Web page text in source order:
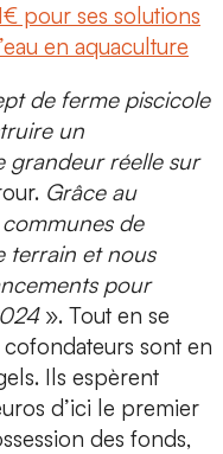
pour ses solutions
en aquaculture
de ferme piscicole
un
grandeur réelle sur
Grâce au
de
terrain etnous
pour
». Tout en se
sont en
Ils espèrent
d’ici le premier
des fonds,